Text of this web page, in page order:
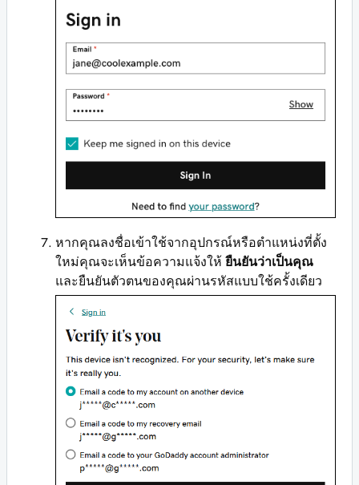
หากคุณลงชื่อเข้าใช้จากอุปกรณ์หรือตำแหน่งที่ตั้ง
ใหม่คุณจะเห็นข้อความแจ้งให้ ยืนยันว่าเป็นคุณ
และยืนยันตัวตนของคุณผ่านรหัสแบบใช้ครั้งเดียว